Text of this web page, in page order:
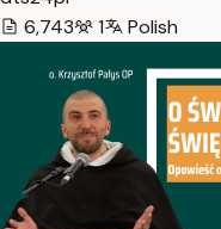
6,743
1 Polish